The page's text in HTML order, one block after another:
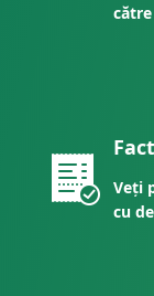
Veți
cu